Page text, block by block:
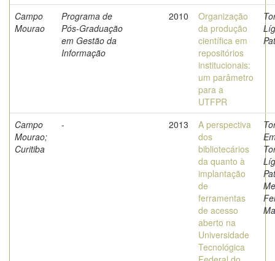
Campo
Mourao
Programa de
Pós-Graduação
em Gestão da
Informação
2010
Organização
da produção
científica em
repositórios
institucionais:
um parâmetro
para a
UTFPR
Campo
Mourao;
Curitiba
- 2013
A perspectiva
dos
bibliotecários
da quanto à
implantação
de
ferramentas
de acesso
aberto na
Universidade
Tecnológica